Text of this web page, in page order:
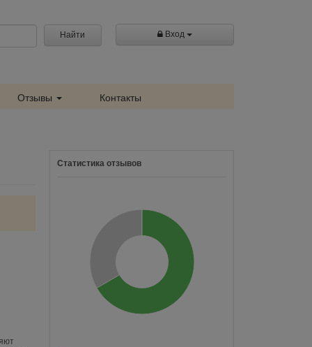
Найти Вход
Отзывы Контакты
Статистика отзывов